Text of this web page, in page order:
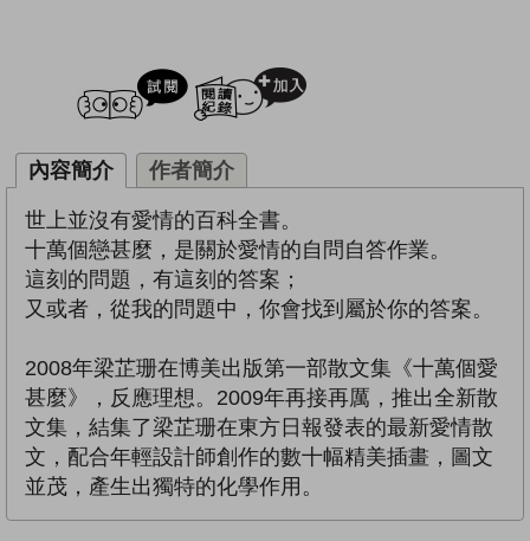
試閲
內容簡介 作者簡介
世上並沒有愛情的百科全書。
十萬個戀甚麼，是關於愛情的自問自答作業。
這刻的問題，有這刻的答案；
又或者，從我的問題中，你會找到屬於你的答案。
2008年梁芷珊在博美出版第一部散文集《十萬個愛
甚麼》，反應理想。2009年再接再厲，推出全新散
文集，結集了梁芷珊在東方日報發表的最新愛情散
文，配合年輕設計師創作的數十幅精美插畫，圖文
並茂，產生出獨特的化學作用。